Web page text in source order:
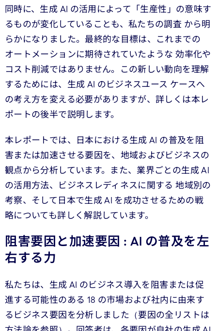
同時に、生成 AI の活用によって「生産性」の意味す
るものが変化していることも、私たちの調査 から明
らかになりました。最終的な目標は、これまでの
オートメーションに期待されていたような 効率化や
コスト削減ではありません。この新しい動向を理解
するためには、生成 AI のビジネスユース ケースへ
の考え方を変える必要がありますが、詳しくは本レ
ポートの後半で説明します。
本レポートでは、日本における生成 AI の普及を阻
害または加速させる要因を、地域およびビジネスの
観点から分析しています。また、業界ごとの生成 AI
の活用方法、ビジネスレディネスに関する 地域別の
考察、そして日本で生成 AI を成功させるための戦
略についても詳しく解説しています。
阻害要因と加速要因 : AI の普及を左
右する力
私たちは、生成 AI のビジネス導入を阻害または促
進する可能性のある 18 の市場および社内に由来す
るビジネス要因を分析しました（要因の全リストは